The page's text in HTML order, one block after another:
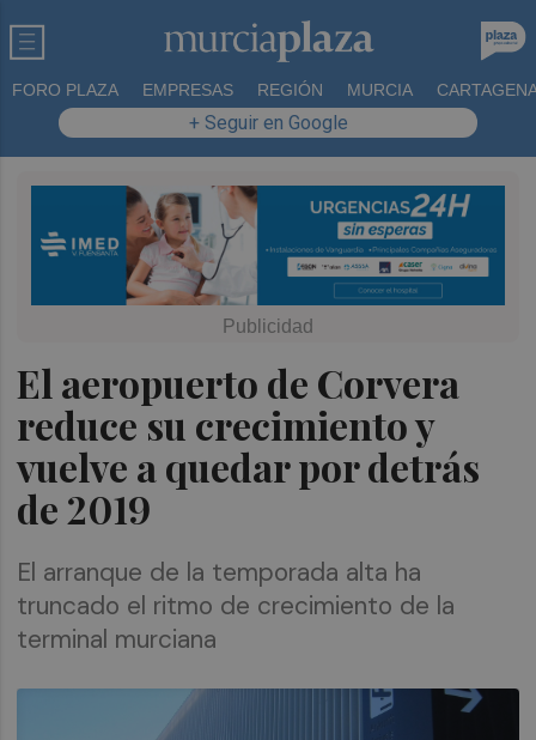
FORO PLAZA EMPRESAS REGIÓN MURCIA
+ Seguir en Google
El aeropuerto de Corvera
reduce su crecimiento y
vuelve a quedar por detrás
de 2019
El arranque de la temporada alta ha
truncado el ritmo de crecimiento de la
terminal murciana